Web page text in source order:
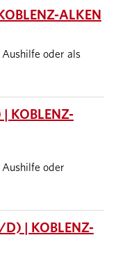
ALKEN
oder als
KOBLENZ-
oder
D) | KOBLENZ-